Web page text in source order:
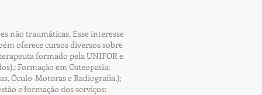
não traumáticas. Esse interesse
oferece cursos diversos sobre
formado pela UNIFOR e
Formação em Osteopatia;
Óculo-Motoras e Radiografia.);
e formação dos serviços: